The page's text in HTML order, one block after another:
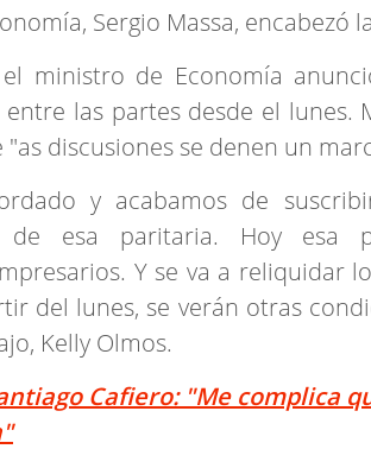
Sergio Massa, encabezó
ministro de Economía
las partes desde el lunes.
discusiones se denen un
y acabamos de
de esa paritaria. Hoy esa
Y se va a reliquidar
del lunes, se verán otras
Kelly Olmos.
Cafiero: "Me complica